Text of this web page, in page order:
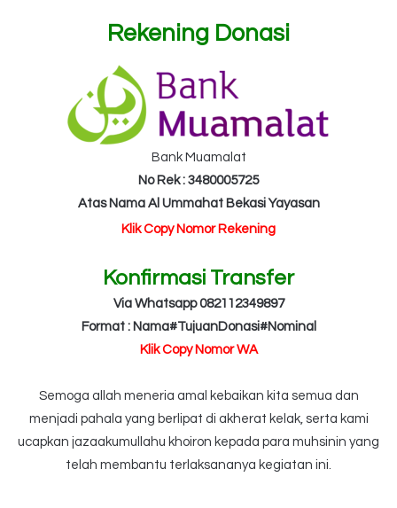
Rekening Donasi
Bank Muamalat
No Rek : 3480005725
Atas Nama Al Ummahat Bekasi Yayasan
Klik Copy Nomor Rekening
Konfirmasi Transfer
Via Whatsapp 082112349897
Format : Nama#TujuanDonasi#Nominal
Klik Copy Nomor WA
Semoga allah meneria amal kebaikan kita semua dan
menjadi pahala yang berlipat di akherat kelak, serta kami
ucapkan jazaakumullahu khoiron kepada para muhsinin yang
telah membantu terlaksananya kegiatan ini.